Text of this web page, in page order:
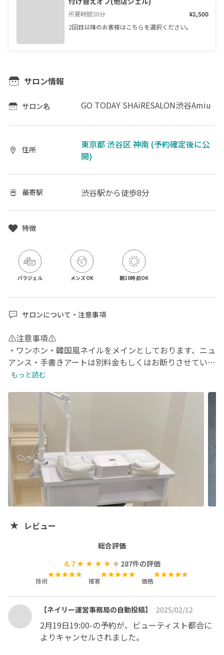
所要時間30分
¥2,500
2回目以降のお客様はこちらを選択ください。
サロン情報
サロン名 GO TODAY SHAiRESALON渋谷Amiu
住所
東京都 渋谷区 神南 (予約確定後に公
開)
最寄駅 渋谷駅から徒歩8分
特徴
パラジェル メンズOK 朝10時前OK
サロンについて・注意事項
⚠️注意事項⚠️
・ワンホン・韓国風ネイルをメインとしております、ニュ
アンス・手書きアートは別料金もしくはお断りさせていた
だく場合がございますのでご了承ください(持ち込みデザ
いただければ幸いです)
・特別価格のため、返金・クレーム・お直しは受け付けて
おりません。
・グリーンネイルと判断させて頂いた場合は施術が出来か
ねますのでご了承下さい。
【お電話に関してまして】→シェアサロン となりますの
でお電話にての対応はできかねます。何かありましたらメ
ッセージにてご連絡くださいませ！
かご利用頂いているお客様は2回目以降の料金が変わりま
す(新規クーポンが使えず全員クーポンとなります。)
※シェアサロンとなりますので後のご予約や、他のネイリ
扱いとさせていただきます。(受付完了が10分と含む)
少しでも遅れそうなどございましたら、必ずご連絡をお願
いしております。ご予約お時間に必ず余裕を持ってご来店
お願いいたします！
もっと読む
レビュー
総合評価
4.7 287件の評価
技術 接客 価格
【ネイリー運営事務局の自動投稿】 2025/02/12
2月19日19:00-の予約が、ビューティスト都合に
よりキャンセルされました。